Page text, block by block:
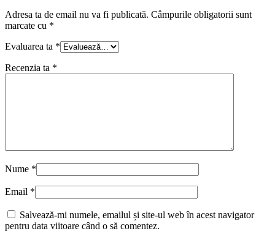
Adresa ta de email nu va fi publicată. Câmpurile obligatorii sunt
marcate cu *
Evaluarea ta *
Recenzia ta *
Nume *
Email *
Salvează-mi numele, emailul și site-ul web în acest navigator
pentru data viitoare când o să comentez.